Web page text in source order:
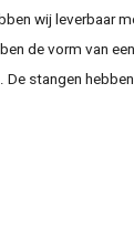
wij leverbaar
de vorm van
. De stangen